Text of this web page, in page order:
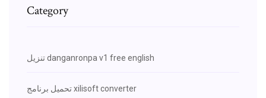
Category
تنزيل danganronpa v1 free english
تحميل برنامج xilisoft converter